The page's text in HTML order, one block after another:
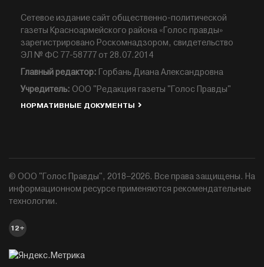
Сетевое издание сайт общественно-политической
газеты Красноармейского района «Голос правды»
зарегистрировано Роскомнадзором, свидетельство
ЭЛ № ФС 77-58777 от 28.07.2014
Главный редактор: Горбань Диана Александровна
Учредитель: ООО "Редакция газеты "Голос Правды"
НОРМАТИВНЫЕ ДОКУМЕНТЫ
© ООО "Голос Правды", 2018–2026. Все права защищены. На
информационном ресурсе применяются рекомендательные
технологии.
12+